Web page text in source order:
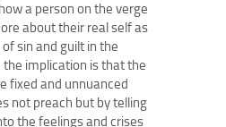
a person on the verge
about their real self as
sin and guilt in the
implication is that the
fixed and unnuanced
not preach but by telling
the feelings and crises